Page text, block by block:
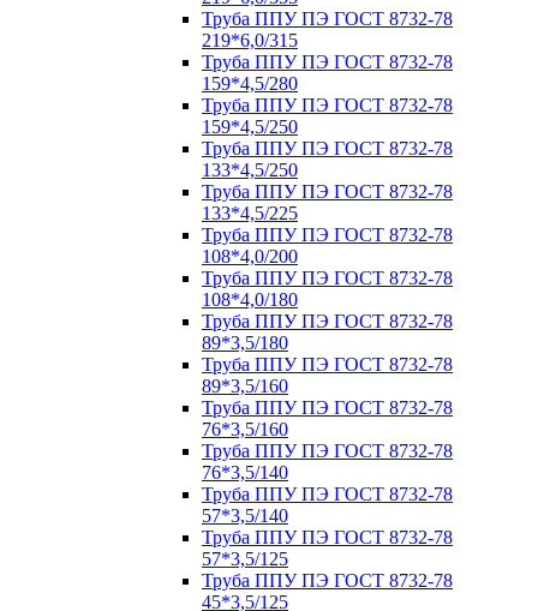
Труба ППУ ПЭ ГОСТ 8732-78
219*6,0/315
Труба ППУ ПЭ ГОСТ 8732-78
159*4,5/280
Труба ППУ ПЭ ГОСТ 8732-78
159*4,5/250
Труба ППУ ПЭ ГОСТ 8732-78
133*4,5/250
Труба ППУ ПЭ ГОСТ 8732-78
133*4,5/225
Труба ППУ ПЭ ГОСТ 8732-78
108*4,0/200
Труба ППУ ПЭ ГОСТ 8732-78
108*4,0/180
Труба ППУ ПЭ ГОСТ 8732-78
89*3,5/180
Труба ППУ ПЭ ГОСТ 8732-78
89*3,5/160
Труба ППУ ПЭ ГОСТ 8732-78
76*3,5/160
Труба ППУ ПЭ ГОСТ 8732-78
76*3,5/140
Труба ППУ ПЭ ГОСТ 8732-78
57*3,5/140
Труба ППУ ПЭ ГОСТ 8732-78
57*3,5/125
Труба ППУ ПЭ ГОСТ 8732-78
45*3,5/125